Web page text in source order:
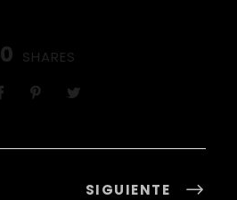
0 SHARES
SIGUIENTE